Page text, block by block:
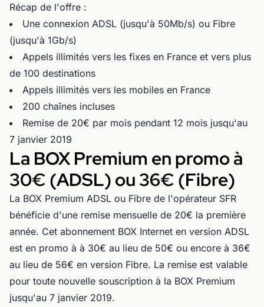
Récap de l'offre :
Une connexion ADSL (jusqu'à 50Mb/s) ou Fibre
(jusqu'à 1Gb/s)
Appels illimités vers les fixes en France et vers plus
de 100 destinations
Appels illimités vers les mobiles en France
200 chaînes incluses
Remise de 20€ par mois pendant 12 mois jusqu'au
7 janvier 2019
La BOX Premium en promo à
30€ (ADSL) ou 36€ (Fibre)
La BOX Premium ADSL ou Fibre de l'opérateur SFR
bénéficie d'une remise mensuelle de 20€ la première
année. Cet abonnement BOX Internet en version ADSL
est en promo à à 30€ au lieu de 50€ ou encore à 36€
au lieu de 56€ en version Fibre. La remise est valable
pour toute nouvelle souscription à la BOX Premium
jusqu'au 7 janvier 2019.